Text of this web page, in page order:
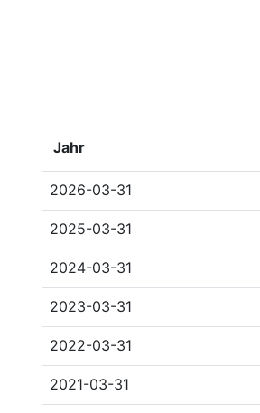
Jahr
2026-03-31
2025-03-31
2024-03-31
2023-03-31
2022-03-31
2021-03-31